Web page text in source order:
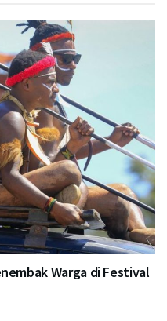
Warga di Festival